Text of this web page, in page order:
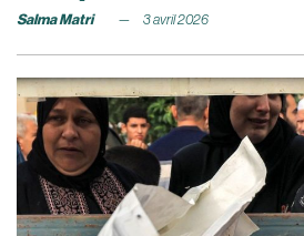
Salma Matri 3 avril 2026